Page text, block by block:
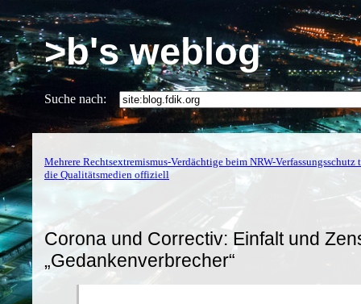
>b's weblog
Suche nach:
Mehrere Rechtsextremismus-Verdächtige beim NRW-Verfassungsschutz
die Qualitätsmedien offiziell
Corona und Correctiv: Einfalt und
„Gedankenverbrecher“